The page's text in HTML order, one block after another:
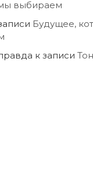
выбираем
Будущее,
к записи